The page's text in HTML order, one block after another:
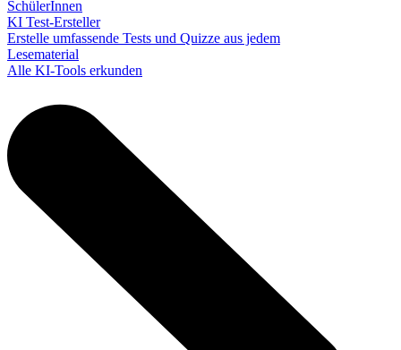
SchülerInnen
KI Test-Ersteller
Erstelle umfassende Tests und Quizze aus jedem
Lesematerial
Alle KI-Tools erkunden